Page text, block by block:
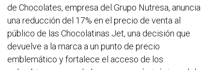
de Chocolates, empresa del Grupo Nutresa, anuncia
una reducción del 17% en el precio de venta al
público de las Chocolatinas Jet, una decisión que
devuelve a la marca a un punto de precio
emblemático y fortalece el acceso de los